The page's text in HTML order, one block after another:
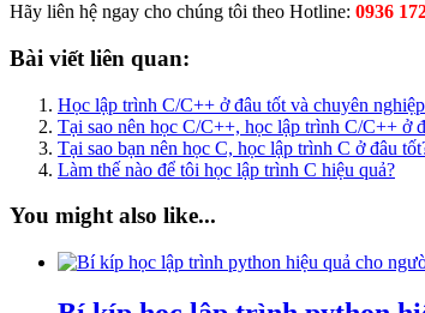
Hãy liên hệ ngay cho chúng tôi theo Hotline: 0936
Bài viết liên quan:
Học lập trình C/C++ ở đâu tốt và chuyên
Tại sao nên học C/C++, học lập trình C/C++ ở
Tại sao bạn nên học C, học lập trình C ở đâu
Làm thế nào để tôi học lập trình C hiệu quả?
You might also like...